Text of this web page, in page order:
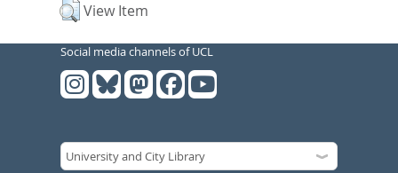
View Item
Social media channels of UCL